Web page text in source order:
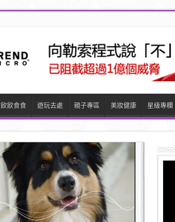
飲飲食食 遊玩去處 親子專區 美妝健康 星級專欄